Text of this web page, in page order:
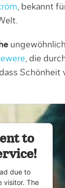
, bekannt
, die
Schönheit
to
due to
visitor. The